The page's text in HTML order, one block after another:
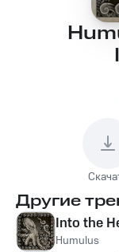
Другие
Into the
Humulus